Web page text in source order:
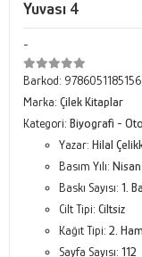
Yuvası 4
-
Barkod: 9786051185156
Marka: Çilek Kitaplar
Kategori: Biyografi -
Yazar: Hilal
Basım Yılı:
Baskı Sayısı: 1.
Cilt Tipi: Ciltsiz
Kağıt Tipi: 2.
Sayfa Sayısı: 112